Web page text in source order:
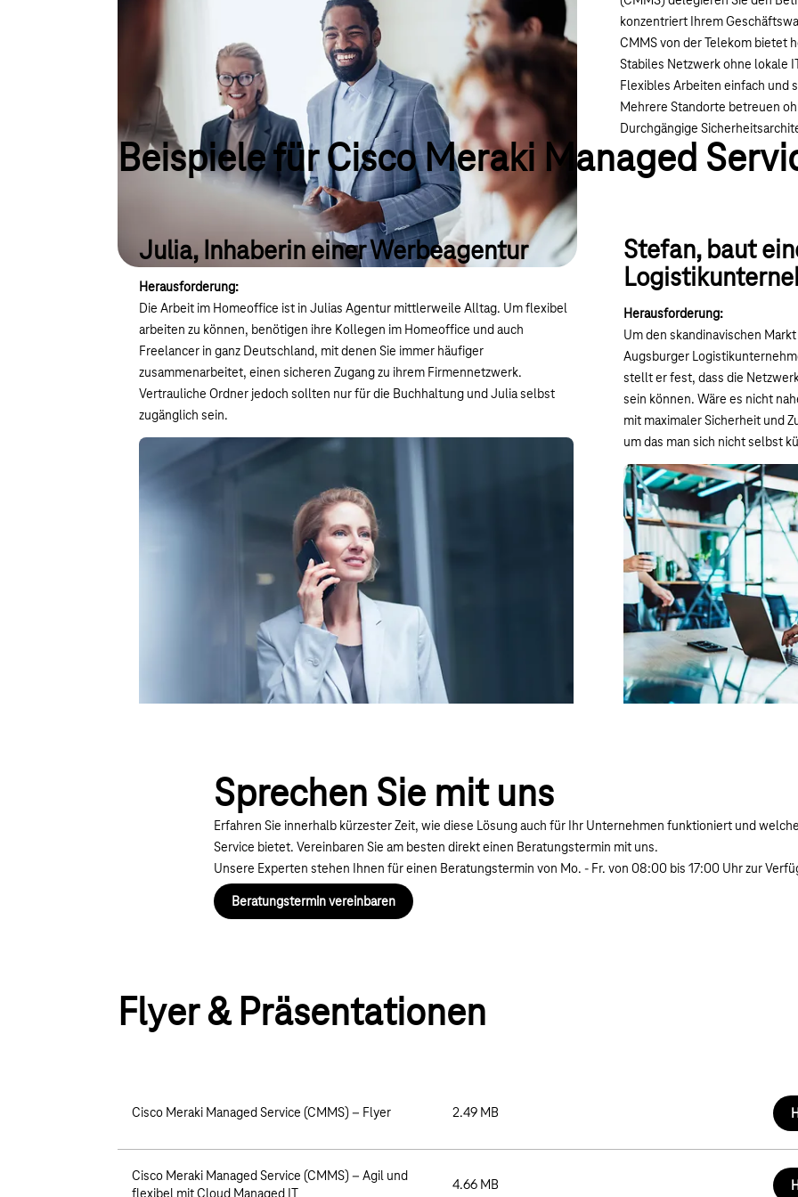
konzentriert Ihrem
CMMS von der Telekom bietet
Stabiles Netzwerk ohne lokale
Flexibles Arbeiten einfach und
Mehrere Standorte betreuen
Durchgängige
Beispiele für Cisco Meraki Managed
Julia, Inhaberin einer Werbeagentur
Herausforderung:
Die Arbeit im Homeoffice ist in Julias Agentur mittlerweile Alltag. Um flexibel
arbeiten zu können, benötigen ihre Kollegen im Homeoffice und auch
Freelancer in ganz Deutschland, mit denen Sie immer häufiger
zusammenarbeitet, einen sicheren Zugang zu ihrem Firmennetzwerk.
Vertrauliche Ordner jedoch sollten nur für die Buchhaltung und Julia selbst
zugänglich sein.
Mit dem Cisco Meraki Managed Service der Telekom können neue Anwender
im Homeoffice und neue Standorte schnell und sicher in Julias
Firmennetzwerk eingebunden werden. Innerhalb kürzester Zeit kann der
Telekom Service remote sichere VPN-Verbindungen konfigurieren.
Gleichzeitig werden die jeweiligen Zugangsrollen für das Firmennetzwerk
vergeben. Die Einbindung der Homeoffices via VPN-Verbindung sowie die
integrierten Sicherheitskomponenten garantieren Julia stets ein Maximum an
Schutz für ihr Netzwerk.
Stefan, baut
Herausforderung:
Um den skandinavischen
Augsburger
stellt er fest, dass die
sein können. Wäre es nicht
mit maximaler Sicherheit und
um das man sich nicht selbst
Lösung:
Unsere Spezialisten
installieren an seinen
die von unserem Managed
werden. Erweiterungen
All das bezieht Stefan zu
nicht mehr vorhalten. Alles
sein Netzwerk kümmern.
Sprechen Sie mit uns
Erfahren Sie innerhalb kürzester Zeit, wie diese Lösung auch für Ihr Unternehmen funktioniert und
Service bietet. Vereinbaren Sie am besten direkt einen Beratungstermin mit uns.
Unsere Experten stehen Ihnen für einen Beratungstermin von Mo. - Fr. von 08:00 bis 17:00 Uhr zur
Beratungstermin vereinbaren
Flyer & Präsentationen
Cisco Meraki Managed Service (CMMS) – Flyer 2.49 MB
Cisco Meraki Managed Service (CMMS) – Agil und
4.66 MB